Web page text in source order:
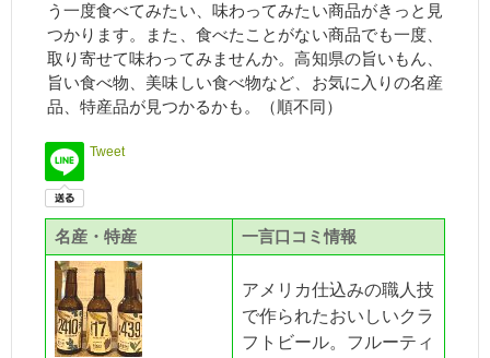
う一度食べてみたい、味わってみたい商品がきっと見
つかります。また、食べたことがない商品でも一度、
取り寄せて味わってみませんか。高知県の旨いもん、
旨い食べ物、美味しい食べ物など、お気に入りの名産
品、特産品が見つかるかも。（順不同）
Tweet
名産・特産 一言口コミ情報
アメリカ仕込みの職人技
で作られたおいしいクラ
フトビール。フルーティ